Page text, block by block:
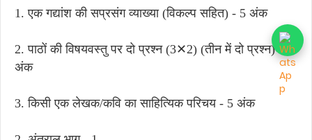
1. एक गद्यांश की सप्रसंग व्याख्या (विकल्प सहित) - 5 अंक
2. पाठों की विषयवस्तु पर दो प्रश्न (3✕2) (तीन में दो प्रश्न) - 9
अंक
3. किसी एक लेखक/कवि का साहित्यिक परिचय - 5 अंक